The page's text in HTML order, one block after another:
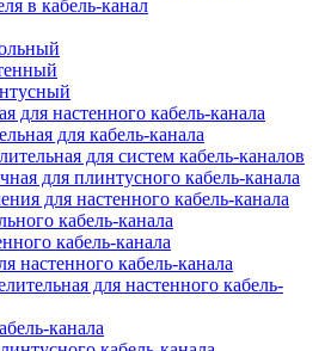
в кабель-канал
для настенного кабель-канала
для кабель-канала
для систем кабель-каналов
для плинтусного кабель-канала
для настенного кабель-канала
кабель-канала
кабель-канала
настенного кабель-канала
для настенного кабель-
канала